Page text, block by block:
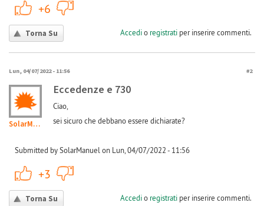
+6
Torna Su Accedio registratiper inserire commenti.
Lun, 04/07/2022 - 11:56 #2
SolarManuel
Eccedenze e 730
Ciao,
sei sicuro che debbano essere dichiarate?
Submitted by SolarManuel on Lun, 04/07/2022 - 11:56
+3
Torna Su Accedio registratiper inserire commenti.